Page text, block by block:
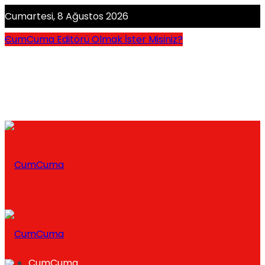
Cumartesi, 8 Ağustos 2026
CumCuma Editörü Olmak İster Misiniz?